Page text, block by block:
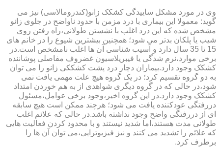
وی در مورد مشکل ساییدگی کشکک زانو(کندرومالاسی) نیز می
گوید: معمولا این بیماری با درد مزمن با حدود ناواضح در جلوی زانو
مشخص شده که این درد اغلب با نشستن طولانی،راه رفتن روی
شیب یا پلکان بدتر می شود؛ همچنین بیشترین شیوع را در خانم های
15 تا 35 سال دارد و آسیب شناسی آن ها اغلب نامشخص است.در
برخی موارد،نرم شدگی یا فیبریلاسیون غضروف مفاصلی پوشاننده
کشکک وجود دارد.بیماران دچار درد پشت کشککی زانو را می توان
به دو گروه تقسیم کرد؛ در یک گروه هیچ علت مهمی یافت نمی
شود،در حالی که در گروه دیگری شواهدی از به هم خوردن امتداد
کشکک وجود دارد.در این گروه اخیر،وجود برخی عوامل،مسئول
دررفتگی عودکننده یافت می شود؛ هرچند ممکن است هیچ سابقه
ای از دررفتگی واضح وجود نداشته باشد.در حالی که علائم اغلب
طولانی مدت هستند،اما شدید نیستند و با محدود کردن فعالیت هایی
که علائم را تشدید می کنند و نیز فیزیوتراپی،می توان آن ها را
برطرف کرد.